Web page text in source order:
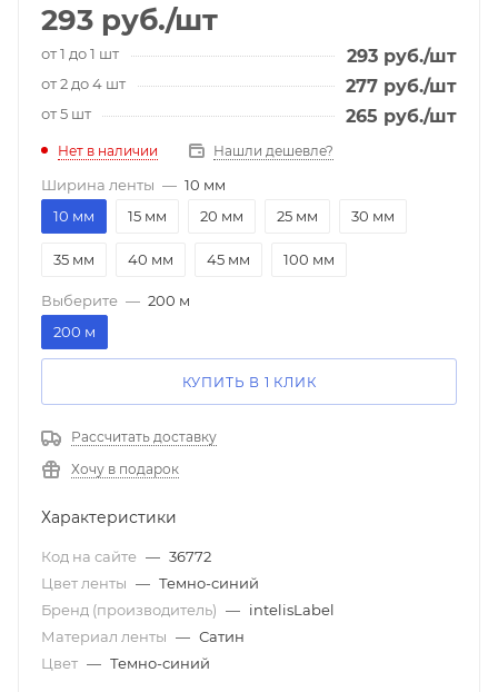
293 руб./шт
от 1 до 1 шт 293 руб./шт
от 2 до 4 шт 277 руб./шт
от 5 шт 265 руб./шт
Нет в наличии Нашли дешевле?
Ширина ленты — 10 мм
10 мм
15 мм 20 мм 25 мм 30 мм
35 мм 40 мм 45 мм 100 мм
Выберите — 200 м
200 м
КУПИТЬ В 1 КЛИК
Рассчитать доставку
Хочу в подарок
Характеристики
Код на сайте — 36772
Цвет ленты — Темно-синий
Бренд (производитель) — intelisLabel
Материал ленты — Сатин
Цвет — Темно-синий